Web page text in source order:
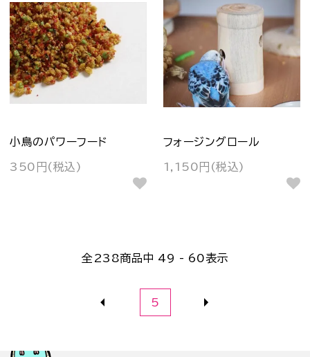
小鳥のパワーフード
350円(税込)
フォージングロール
1,150円(税込)
全238商品中 49 - 60表示
5